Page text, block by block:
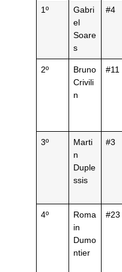
1º
Gabri
el
Soare
s
#4
2º
Bruno
Crivili
n
#11
3º
Marti
n
Duple
ssis
#3
4º
Roma
in
Dumo
ntier
#23